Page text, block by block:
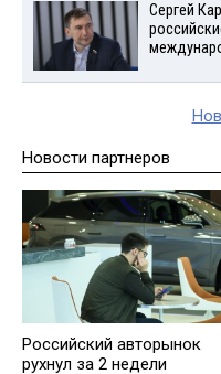
Сергей
Новости партнеров
Российский авторынок
рухнул за 2 недели